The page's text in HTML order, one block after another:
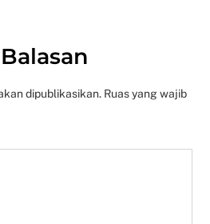
dipublikasikan. Ruas yang wajib